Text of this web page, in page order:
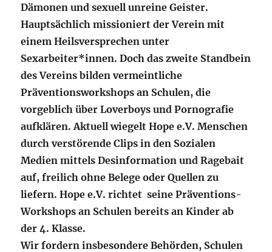
Dämonen und sexuell unreine Geister.
Hauptsächlich missioniert der Vereinmit
einem Heilsversprechenunter
Sexarbeiter*innen. Doch das zweite Standbein
des Vereins bilden vermeintliche
Präventionsworkshops an Schulen, die
vorgeblich über Loverboys und Pornografie
aufklären. Aktuell wiegelt Hope e.V. Menschen
durch verstörende Clips in den Sozialen
Medien mittels Desinformation und Ragebait
auf, freilich ohne Belege oder Quellen zu
liefern. Hope e.V. richtet seine Präventions-
Workshops an Schulen bereits an Kinder ab
der 4. Klasse.
Wir fordern insbesondere Behörden, Schulen